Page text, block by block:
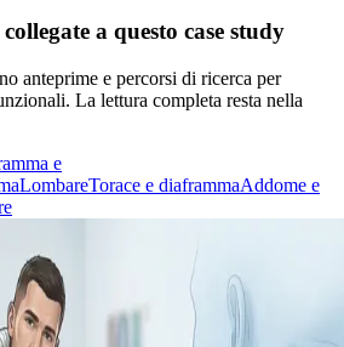
a questo case study
anteprime e percorsi di ricerca per
La lettura completa resta nella
e
LombareTorace e diaframmaAddome e